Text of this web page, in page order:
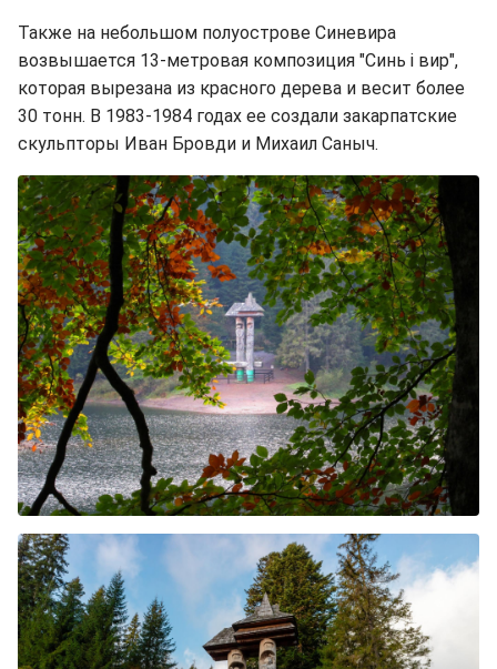
Также на небольшом полуострове Синевира
возвышается 13-метровая композиция "Синь і вир",
которая вырезана из красного дерева и весит более
30 тонн. В 1983-1984 годах ее создали закарпатские
скульпторы Иван Бровди и Михаил Саныч.